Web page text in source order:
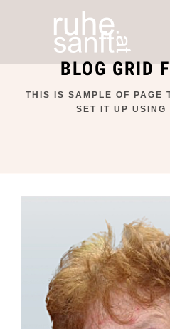
BLOG GRID
THIS IS SAMPLE OF PAGE
SET IT UP USING